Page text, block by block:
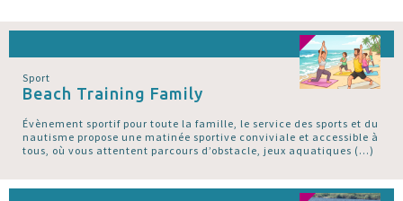
Sport
Beach Training Family
Évènement sportif pour toute la famille, le service des sports et du
nautisme propose une matinée sportive conviviale et accessible à
tous, où vous attentent parcours d’obstacle, jeux aquatiques (…)